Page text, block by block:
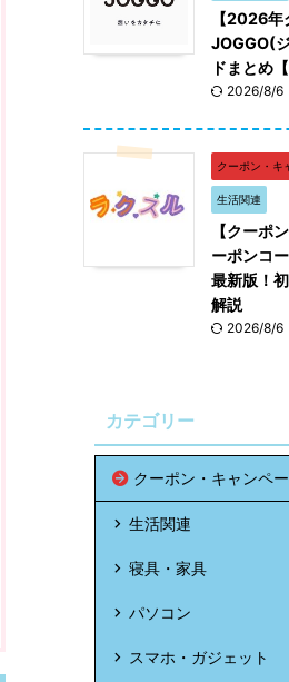
【2026年
JOGGO(
ドまとめ
2026/8/6
クーポン・キ
生活関連
【クーポ
ーポンコ
最新版！
解説
2026/8/6
カテゴリー
クーポン・キャンペ
生活関連
寝具・家具
パソコン
スマホ・ガジェット